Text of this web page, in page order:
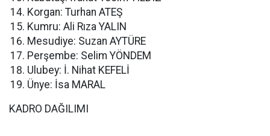
Korgan: Turhan ATEŞ
Kumru: Ali Rıza YALIN
Mesudiye: Suzan AYTÜRE
Perşembe: Selim YÖNDEM
Ulubey: İ. Nihat KEFELİ
Ünye: İsa MARAL
KADRO DAĞILIMI